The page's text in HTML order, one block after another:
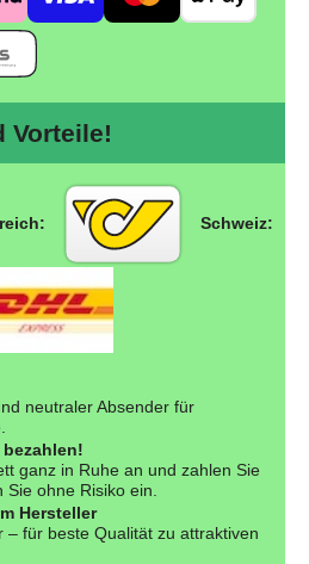
Vorteile!
Schweiz:
neutraler Absender für
ganz in Ruhe an und zahlen Sie
ohne Risiko ein.
Hersteller
– für beste Qualität zu attraktiven